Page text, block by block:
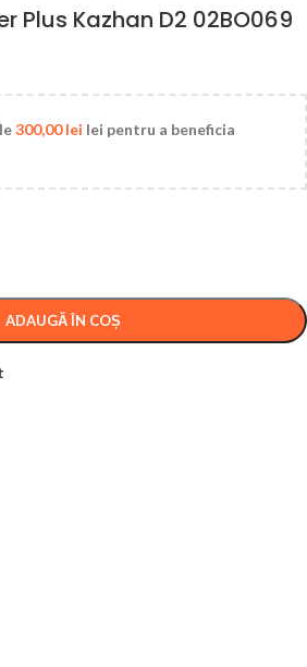
Plus Kazhan D2 02BO069
300,00lei lei pentru a beneficia
ADAUGĂ ÎN COȘ